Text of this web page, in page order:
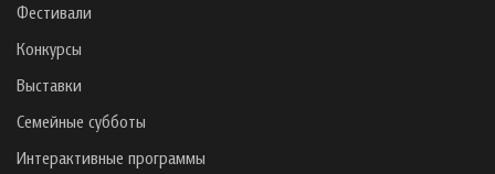
Фестивали
Конкурсы
Выставки
Семейные субботы
Интерактивные программы